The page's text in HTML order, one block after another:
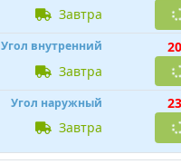
завтра
Угол внутренний
завтра
Угол наружный
завтра